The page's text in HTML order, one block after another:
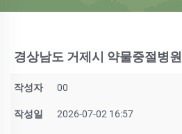
경상남도 거제시 약물중절병
작성자 00
작성일 2026-07-02 16:57